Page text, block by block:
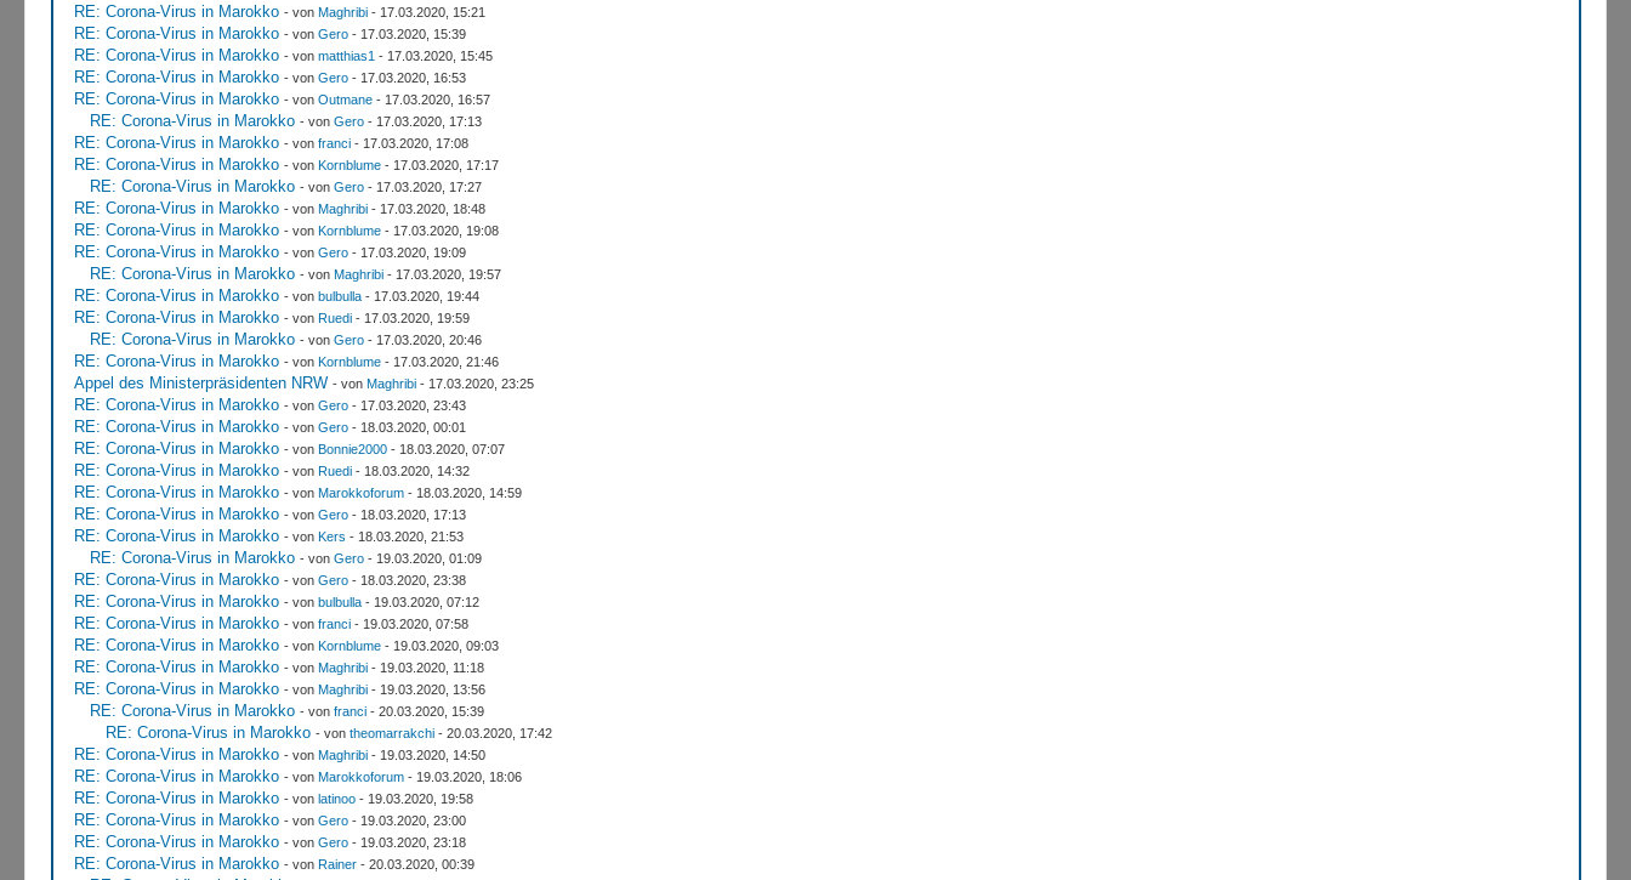
RE: Corona-Virus in Marokko - von Maghribi- 17.03.2020, 15:21
RE: Corona-Virus in Marokko - von Gero- 17.03.2020, 15:39
RE: Corona-Virus in Marokko - von matthias1 - 17.03.2020, 15:45
RE: Corona-Virus in Marokko - von Gero- 17.03.2020, 16:53
RE: Corona-Virus in Marokko - von Outmane- 17.03.2020, 16:57
RE: Corona-Virus in Marokko - von Gero- 17.03.2020, 17:13
RE: Corona-Virus in Marokko - von franci- 17.03.2020, 17:08
RE: Corona-Virus in Marokko - von Kornblume- 17.03.2020, 17:17
RE: Corona-Virus in Marokko - von Gero- 17.03.2020, 17:27
RE: Corona-Virus in Marokko - von Maghribi- 17.03.2020, 18:48
RE: Corona-Virus in Marokko - von Kornblume- 17.03.2020, 19:08
RE: Corona-Virus in Marokko - von Gero- 17.03.2020, 19:09
RE: Corona-Virus in Marokko - von Maghribi- 17.03.2020, 19:57
RE: Corona-Virus in Marokko - von bulbulla- 17.03.2020, 19:44
RE: Corona-Virus in Marokko - von Ruedi- 17.03.2020, 19:59
RE: Corona-Virus in Marokko - von Gero- 17.03.2020, 20:46
RE: Corona-Virus in Marokko - von Kornblume- 17.03.2020, 21:46
Appel des Ministerpräsidenten NRW - von Maghribi- 17.03.2020, 23:25
RE: Corona-Virus in Marokko - von Gero- 17.03.2020, 23:43
RE: Corona-Virus in Marokko - von Gero- 18.03.2020, 00:01
RE: Corona-Virus in Marokko - von Bonnie2000- 18.03.2020, 07:07
RE: Corona-Virus in Marokko - von Ruedi- 18.03.2020, 14:32
RE: Corona-Virus in Marokko - von Marokkoforum- 18.03.2020, 14:59
RE: Corona-Virus in Marokko - von Gero- 18.03.2020, 17:13
RE: Corona-Virus in Marokko - von Kers - 18.03.2020, 21:53
RE: Corona-Virus in Marokko - von Gero- 19.03.2020, 01:09
RE: Corona-Virus in Marokko - von Gero- 18.03.2020, 23:38
RE: Corona-Virus in Marokko - von bulbulla- 19.03.2020, 07:12
RE: Corona-Virus in Marokko - von franci- 19.03.2020, 07:58
RE: Corona-Virus in Marokko - von Kornblume- 19.03.2020, 09:03
RE: Corona-Virus in Marokko - von Maghribi- 19.03.2020, 11:18
RE: Corona-Virus in Marokko - von Maghribi- 19.03.2020, 13:56
RE: Corona-Virus in Marokko - von franci- 20.03.2020, 15:39
RE: Corona-Virus in Marokko - von theomarrakchi- 20.03.2020, 17:42
RE: Corona-Virus in Marokko - von Maghribi- 19.03.2020, 14:50
RE: Corona-Virus in Marokko - von Marokkoforum- 19.03.2020, 18:06
RE: Corona-Virus in Marokko - von latinoo- 19.03.2020, 19:58
RE: Corona-Virus in Marokko - von Gero- 19.03.2020, 23:00
RE: Corona-Virus in Marokko - von Gero- 19.03.2020, 23:18
RE: Corona-Virus in Marokko - von Rainer- 20.03.2020, 00:39